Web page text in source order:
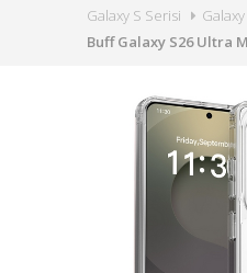
Galaxy S Serisi
Buff Galaxy S26 Ultra